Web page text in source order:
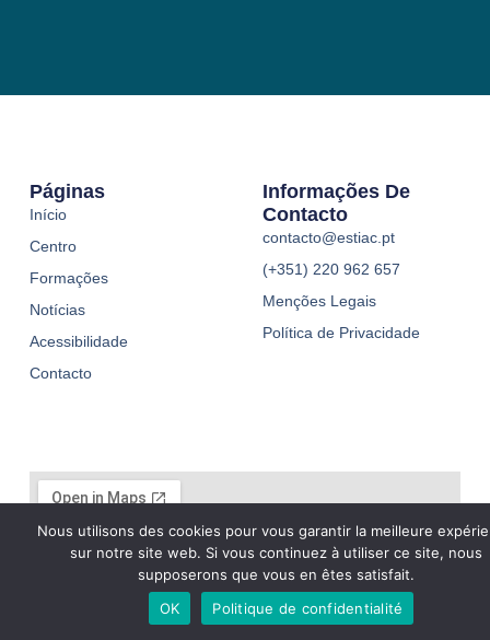
Páginas
Início
Centro
Formações
Notícias
Acessibilidade
Contacto
Informações De
Contacto
contacto@estiac.pt
(+351) 220 962 657
Menções Legais
Política de Privacidade
Nous utilisons des cookies pour vous garantir la meilleure
sur notre site web. Si vous continuez à utiliser ce site, nous
supposerons que vous en êtes satisfait.
OK
Politique de confidentialité